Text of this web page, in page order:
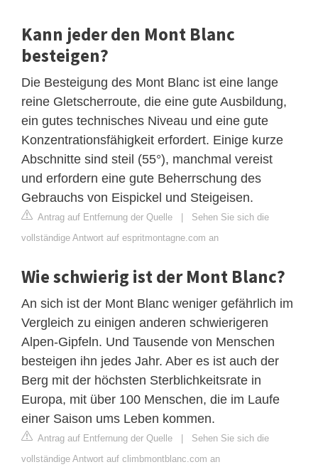
Kann jeder den Mont Blanc
besteigen?
Die Besteigung des Mont Blanc ist eine lange
reine Gletscherroute, die eine gute Ausbildung,
ein gutes technisches Niveau und eine gute
Konzentrationsfähigkeit erfordert. Einige kurze
Abschnitte sind steil (55°), manchmal vereist
und erfordern eine gute Beherrschung des
Gebrauchs von Eispickel und Steigeisen.
Antrag auf Entfernung der Quelle
Sehen Sie sich die
vollständige Antwort auf espritmontagne.com an
Wie schwierig ist der Mont Blanc?
An sich ist der Mont Blanc weniger gefährlich im
Vergleich zu einigen anderen schwierigeren
Alpen-Gipfeln. Und Tausende von Menschen
besteigen ihn jedes Jahr. Aber es ist auch der
Berg mit der höchsten Sterblichkeitsrate in
Europa, mit über 100 Menschen, die im Laufe
einer Saison ums Leben kommen.
Antrag auf Entfernung der Quelle
Sehen Sie sich die
vollständige Antwort auf climbmontblanc.com an